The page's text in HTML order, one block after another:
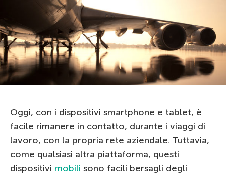
Oggi, con i dispositivi smartphone e tablet, è
facile rimanere in contatto, durante i viaggi di
lavoro, con la propria rete aziendale. Tuttavia,
come qualsiasi altra piattaforma, questi
dispositivi mobili sono facili bersagli degli